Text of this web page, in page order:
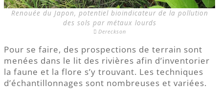
Renouée du Japon, potentiel bioindicateur de la pollution
des sols par métaux lourds
Dereckson
Pour se faire, des prospections de terrain sont
menées dans le lit des rivières afin d’inventorier
la faune et la flore s’y trouvant. Les techniques
d’échantillonnages sont nombreuses et variées.